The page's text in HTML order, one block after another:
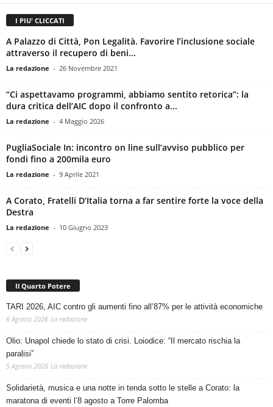
I PIU' CLICCATI
A Palazzo di Città, Pon Legalità. Favorire l’inclusione sociale
attraverso il recupero di beni...
La redazione - 26 Novembre 2021
“Ci aspettavamo programmi, abbiamo sentito retorica”: la
dura critica dell’AIC dopo il confronto a...
La redazione - 4 Maggio 2026
PugliaSociale In: incontro on line sull’avviso pubblico per
fondi fino a 200mila euro
La redazione - 9 Aprile 2021
A Corato, Fratelli D’Italia torna a far sentire forte la voce della
Destra
La redazione - 10 Giugno 2023
Il Quarto Potere
TARI 2026, AIC contro gli aumenti fino all’87% per le attività economiche
6 Agosto 2026 La redazione
Olio: Unapol chiede lo stato di crisi. Loiodice: “Il mercato rischia la
paralisi”
5 Agosto 2026 La redazione
Solidarietà, musica e una notte in tenda sotto le stelle a Corato: la
maratona di eventi l’8 agosto a Torre Palomba